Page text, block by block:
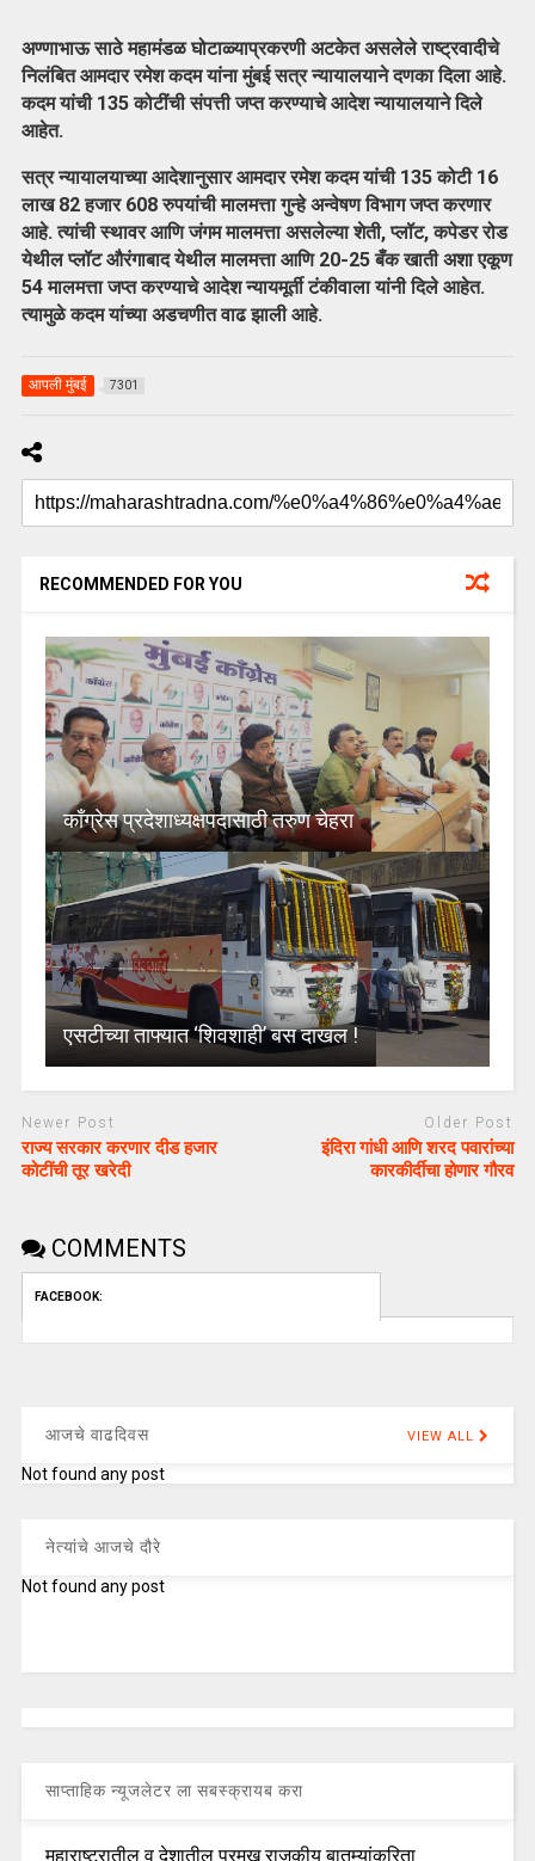
अण्णाभाऊ साठे महामंडळ घोटाळ्याप्रकरणी अटकेत असलेले राष्ट्रवादीचे
निलंबित आमदार रमेश कदम यांना मुंबई सत्र न्यायालयाने दणका दिला आहे.
कदम यांची 135 कोटींची संपत्ती जप्त करण्याचे आदेश न्यायालयाने दिले
आहेत.
सत्र न्यायालयाच्या आदेशानुसार आमदार रमेश कदम यांची 135 कोटी 16
लाख 82 हजार 608 रुपयांची मालमत्ता गुन्हे अन्वेषण विभाग जप्त करणार
आहे. त्यांची स्थावर आणि जंगम मालमत्ता असलेल्या शेती, प्लॉट, कपेडर रोड
येथील प्लॉट औरंगाबाद येथील मालमत्ता आणि 20-25 बँक खाती अशा एकूण
54 मालमत्ता जप्त करण्याचे आदेश न्यायमूर्ती टंकीवाला यांनी दिले आहेत.
त्यामुळे कदम यांच्या अडचणीत वाढ झाली आहे.
आपली मुंबई 7301
RECOMMENDED FOR YOU
काँग्रेस प्रदेशाध्यक्षपदासाठी तरुण चेहरा
एसटीच्या ताफ्यात ‘शिवशाही’ बस दाखल !
Newer Post
राज्य सरकार करणार दीड हजार
कोटींची तूर खरेदी
Older Post
इंदिरा गांधी आणि शरद पवारांच्या
कारकीर्दीचा होणार गौरव
COMMENTS
FACEBOOK:
आजचे वाढदिवस VIEW ALL
Not found any post
नेत्यांचे आजचे दौरे
Not found any post
साप्ताहिक न्यूजलेटर ला सबस्क्रायब करा
महाराष्ट्रातील व देशातील प्रमुख राजकीय बातम्यांकरिता